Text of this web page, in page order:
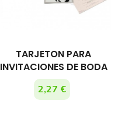
TARJETON PARA
INVITACIONES DE BODA
2,27 €